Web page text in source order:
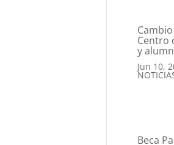
Centro
y
Jun 10,
Beca